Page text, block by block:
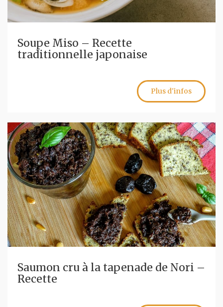
Soupe Miso – Recette
traditionnelle japonaise
Plus d'infos
Saumon cru à la tapenade de Nori –
Recette